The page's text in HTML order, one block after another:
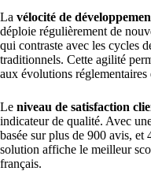
La vélocité de
déploie régulièrement de
qui contraste avec les cycles
traditionnels. Cette agilité
aux évolutions réglementaires
Le niveau de satisfaction
indicateur de qualité. Avec
basée sur plus de 900 avis,
solution affiche le meilleur
français.